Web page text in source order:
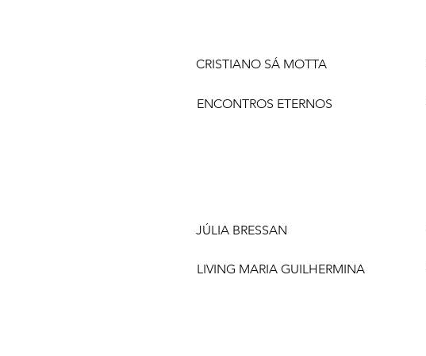
CRISTIANO SÁ MOTTA
ENCONTROS ETERNOS
JÚLIA BRESSAN
LIVING MARIA GUILHERMINA